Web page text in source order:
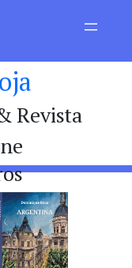
Revista